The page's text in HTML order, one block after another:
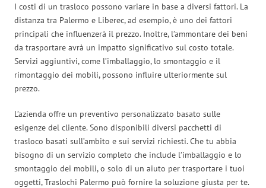
I costi di un trasloco possono variare in base a diversi fattori. La
distanza tra Palermo e Liberec, ad esempio, è uno dei fattori
principali che influenzerà il prezzo. Inoltre, l’ammontare dei beni
da trasportare avrà un impatto significativo sul costo totale.
Servizi aggiuntivi, come l’imballaggio, lo smontaggio e il
rimontaggio dei mobili, possono influire ulteriormente sul
prezzo.
L’azienda offre un preventivo personalizzato basato sulle
esigenze del cliente. Sono disponibili diversi pacchetti di
trasloco basati sull’ambito e sui servizi richiesti. Che tu abbia
bisogno di un servizio completo che include l’imballaggio e lo
smontaggio dei mobili, o solo di un aiuto per trasportare i tuoi
oggetti, Traslochi Palermo può fornire la soluzione giusta per te.